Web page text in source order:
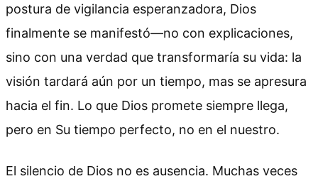
postura de vigilancia esperanzadora, Dios
finalmente se manifestó—no con explicaciones,
sino con una verdad que transformaría su vida: la
visión tardará aún por un tiempo, mas se apresura
hacia el fin. Lo que Dios promete siempre llega,
pero en Su tiempo perfecto, no en el nuestro.
El silencio de Dios no es ausencia. Muchas veces